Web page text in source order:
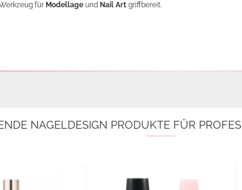
für Modellage und Nail Art griffbereit.
NAGELDESIGN PRODUKTE FÜR